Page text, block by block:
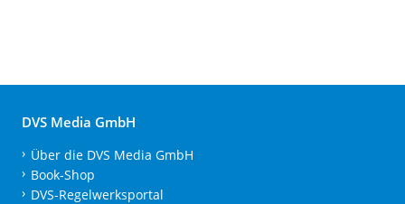
DVS Media GmbH
Über die DVS Media GmbH
Book-Shop
DVS-Regelwerksportal